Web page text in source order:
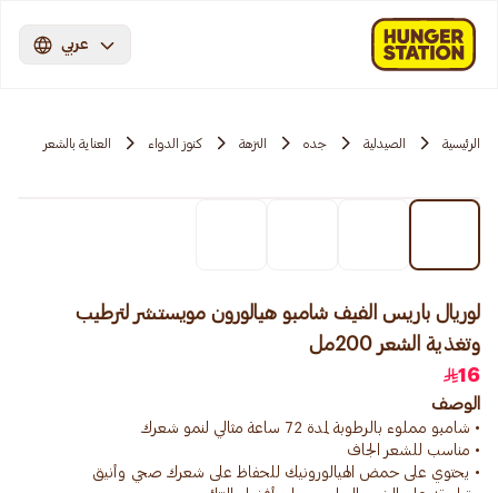
عربي
الرئيسية الصيدلية جده النزهة كنوز الدواء العناية بالشعر
لوريال باريس الفيف شامبو هيالورون مويستشر لترطيب
وتغذية الشعر 200مل
16
الوصف